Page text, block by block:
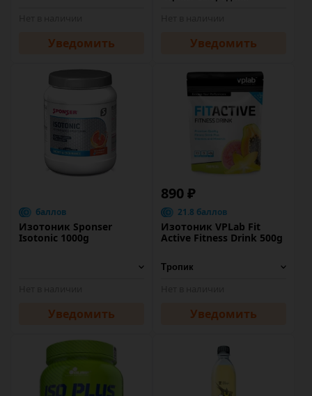
Уведомить Уведомить
баллов
Изотоник Sponser
Isotonic 1000g
Уведомить
890 ₽
21.8 баллов
Изотоник VPLab Fit
Active Fitness Drink 500g
Уведомить